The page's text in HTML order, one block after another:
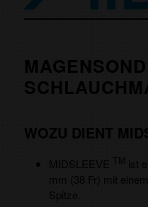
WOZU DIENT
MIDSLEEVE TM ist
mm (38 Fr) mit
Spitze.